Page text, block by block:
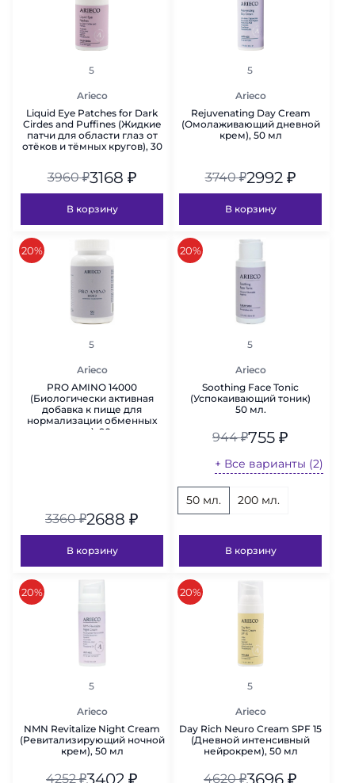
рейтинг
5
Arieco
Liquid Eye Patches for Dark
Cirdes and Puffines (Жидкие
патчи для области глаз от
отёков и тёмных кругов), 30
3960₽3168 ₽
В корзину
рейтинг
5
Arieco
Rejuvenating Day Cream
(Омолаживающий дневной
крем), 50 мл
3740₽2992₽
В корзину
скидка
20%
рейтинг
5
Arieco
PRO AMINO 14000
(Биологически активная
добавка к пище для
нормализации обменных
процессов), 90 капсул
3360₽2688 ₽
В корзину
скидка
20%
рейтинг
5
Arieco
Soothing Face Tonic
(Успокаивающий тоник)
50 мл.
944₽755 ₽
+ Все варианты (2)
50 мл. 200 мл.
В корзину
скидка
20%
рейтинг
5
Arieco
NMN Revitalize Night Cream
(Ревитализирующий ночной
крем), 50 мл
4252₽3402 ₽
скидка
20%
рейтинг
5
Arieco
Day Rich Neuro Cream SPF 15
(Дневной интенсивный
нейрокрем), 50 мл
4620₽3696 ₽